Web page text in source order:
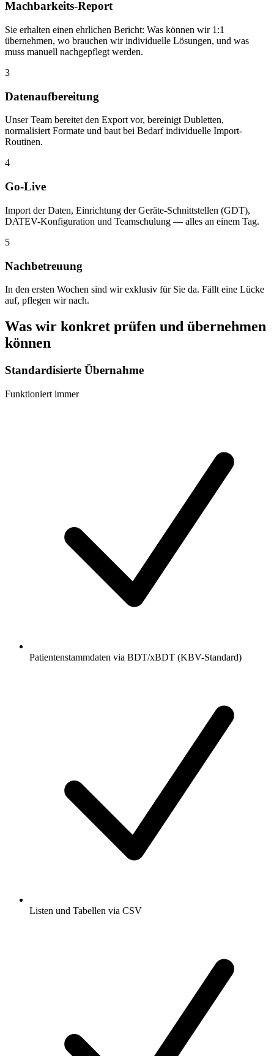
Machbarkeits-Report
Sie erhalten einen ehrlichen Bericht: Was können wir 1:1
übernehmen, wo brauchen wir individuelle Lösungen, und was
muss manuell nachgepflegt werden.
3
Datenaufbereitung
Unser Team bereitet den Export vor, bereinigt Dubletten,
normalisiert Formate und baut bei Bedarf individuelle Import-
Routinen.
4
Go-Live
Import der Daten, Einrichtung der Geräte-Schnittstellen (GDT),
DATEV-Konfiguration und Teamschulung — alles an einem Tag.
5
Nachbetreuung
In den ersten Wochen sind wir exklusiv für Sie da. Fällt eine Lücke
auf, pflegen wir nach.
Was wir konkret prüfen und übernehmen
können
Standardisierte Übernahme
Funktioniert immer
Patientenstammdaten via BDT/xBDT (KBV-Standard)
Listen und Tabellen via CSV